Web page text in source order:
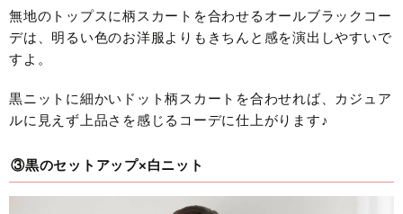
無地のトップスに柄スカートを合わせるオールブラックコー
デは、明るい色のお洋服よりもきちんと感を演出しやすいで
すよ。
黒ニットに細かいドット柄スカートを合わせれば、カジュア
ルに見えず上品さを感じるコーデに仕上がります♪
③黒のセットアップ×白ニット